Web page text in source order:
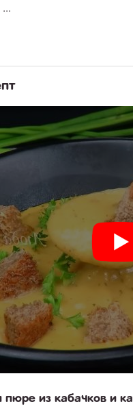
пюре из кабачков и